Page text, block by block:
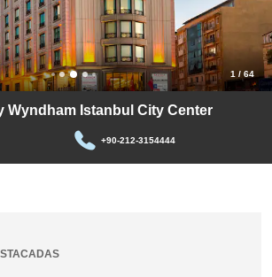
1 / 64
Wyndham Istanbul City Center
+90-212-3154444